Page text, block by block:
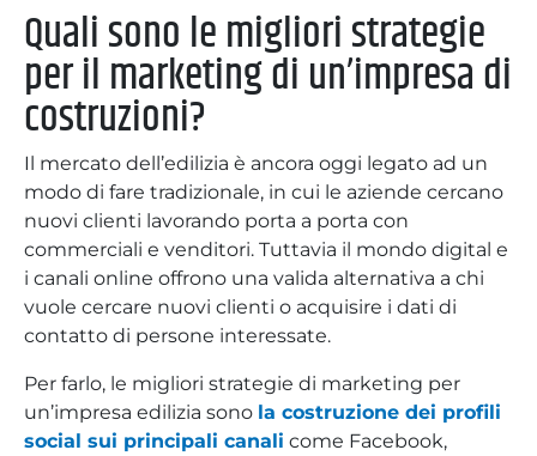
Quali sono le migliori strategie
per il marketing di un’impresa di
costruzioni?
Il mercato dell’edilizia è ancora oggi legato ad un
modo di fare tradizionale, in cui le aziende cercano
nuovi clienti lavorando porta a porta con
commerciali e venditori. Tuttavia il mondo digital e
i canali online offrono una valida alternativa a chi
vuole cercare nuovi clienti o acquisire i dati di
contatto di persone interessate.
Per farlo, le migliori strategie di marketing per
un’impresa edilizia sono la costruzione dei profili
social sui principali canali come Facebook,